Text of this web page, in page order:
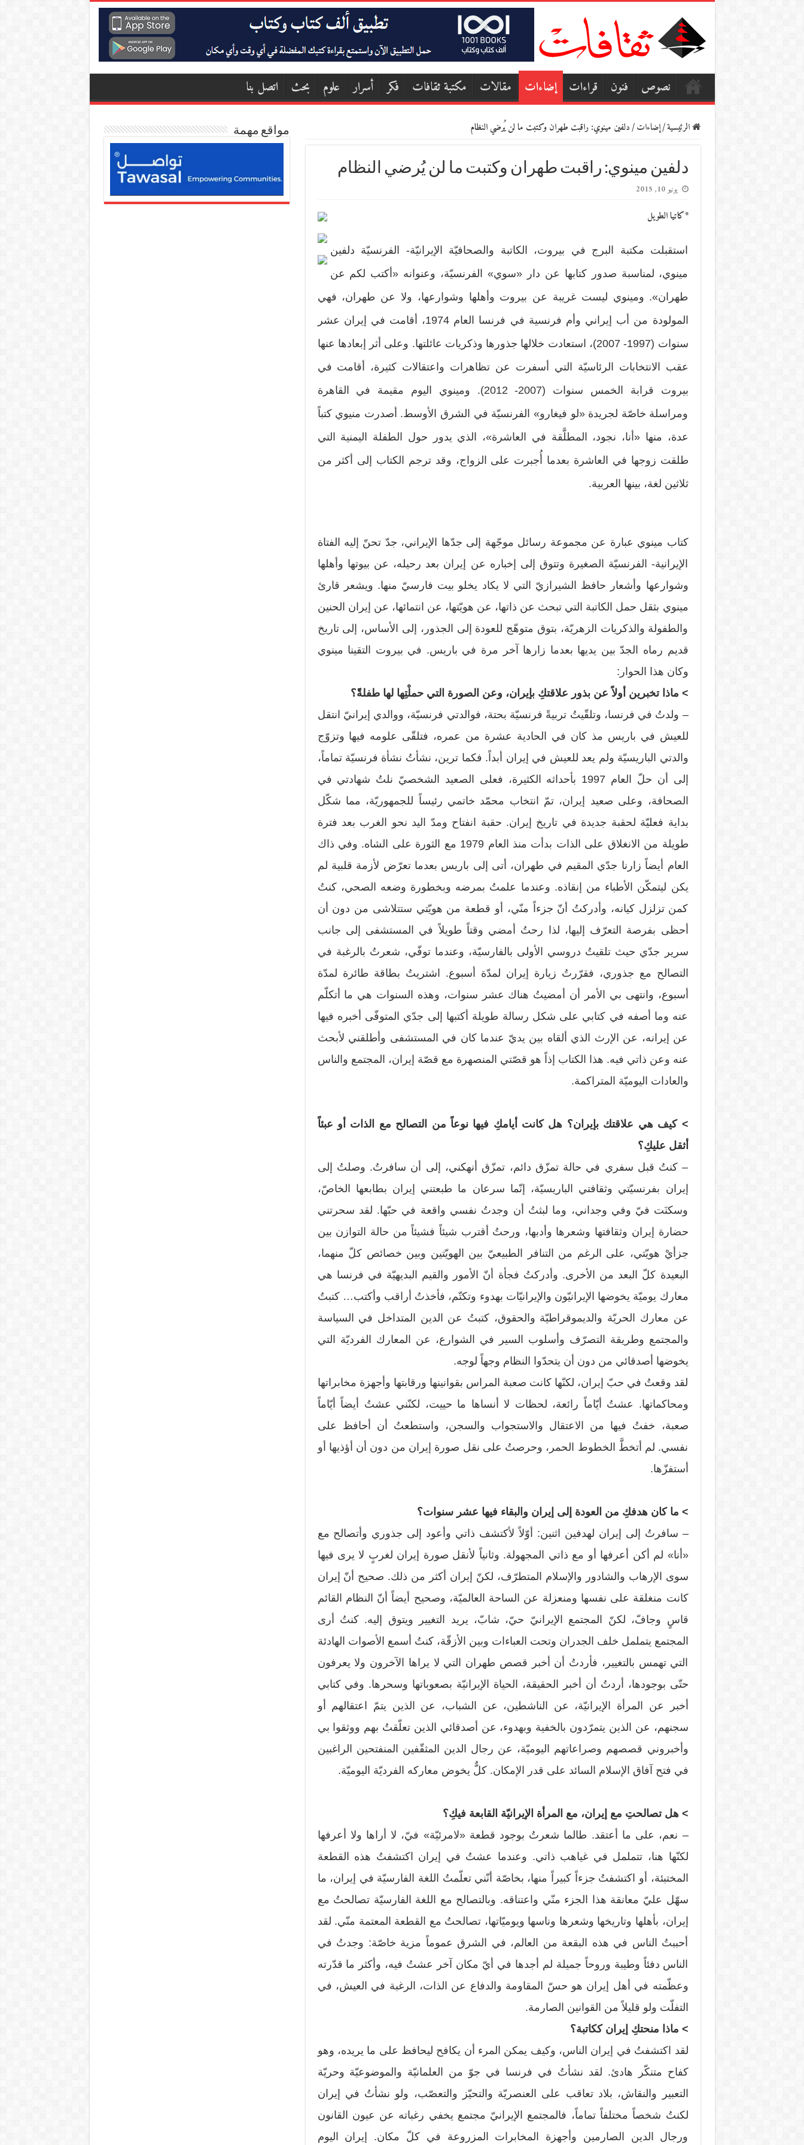
نصوص فنون قراءات إضاءات مقالات مكتبة ثقافات فكر أسرار علوم بحث اتصل بنا
الرئيسية/إضاءات/دلفين مينوي: راقبت طهران وكتبت ما لن يُرضي النظام
دلفين مينوي: راقبت طهران وكتبت ما لن يُرضي النظام
يونيو 10, 2015
*كاتيا الطويل
استقبلت مكتبة البرج في بيروت، الكاتبة والصحافيّة الإيرانيّة- الفرنسيّة دلفين
مينوي، لمناسبة صدور كتابها عن دار «سوي» الفرنسيّة، وعنوانه «أكتب لكم عن
طهران». ومينوي ليست غريبة عن بيروت وأهلها وشوارعها، ولا عن طهران، فهي
المولودة من أب إيراني وأم فرنسية في فرنسا العام 1974، أقامت في إيران عشر
سنوات (1997- 2007)، استعادت خلالها جذورها وذكريات عائلتها. وعلى أثر إبعادها عنها
عقب الانتخابات الرئاسيّة التي أسفرت عن تظاهرات واعتقالات كثيرة، أقامت في
بيروت قرابة الخمس سنوات (2007- 2012). ومينوي اليوم مقيمة في القاهرة
ومراسلة خاصّة لجريدة «لو فيغارو» الفرنسيّة في الشرق الأوسط. أصدرت منيوي كتباً
عدة، منها «أنا، نجود، المطلَّقة في العاشرة»، الذي يدور حول الطفلة اليمنية التي
طلقت زوجها في العاشرة بعدما أُجبرت على الزواج، وقد ترجم الكتاب إلى أكثر من
ثلاثين لغة، بينها العربية.
كتاب مينوي عبارة عن مجموعة رسائل موجّهة إلى جدّها الإيراني، جدّ تحنّ إليه الفتاة
الإيرانية- الفرنسيّة الصغيرة وتتوق إلى إخباره عن إيران بعد رحيله، عن بيوتها وأهلها
وشوارعها وأشعار حافظ الشيرازيّ التي لا يكاد يخلو بيت فارسيّ منها. ويشعر قارئ
مينوي بثقل حمل الكاتبة التي تبحث عن ذاتها، عن هويّتها، عن انتمائها، عن إيران الحنين
والطفولة والذكريات الزهريّة، بتوق متوهّج للعودة إلى الجذور، إلى الأساس، إلى تاريخ
قديم رماه الجدّ بين يديها بعدما زارها آخر مرة في باريس. في بيروت التقينا مينوي
وكان هذا الحوار:
> ماذا تخبرين أولاً عن بذور علاقتكِ بإيران، وعن الصورة التي حملْتِها لها طفلةًً؟
– ولدتُ في فرنسا، وتلقّيتُ تربيةً فرنسيّة بحتة، فوالدتي فرنسيّة، ووالدي إيرانيّ انتقل
للعيش في باريس مذ كان في الحادية عشرة من عمره، فتلقّى علومه فيها وتزوّج
والدتي الباريسيّة ولم يعد للعيش في إيران أبداً. فكما ترين، نشأتُ نشأة فرنسيّة تماماً،
إلى أن حلّ العام 1997 بأحداثه الكثيرة، فعلى الصعيد الشخصيّ نلتُ شهادتي في
الصحافة، وعلى صعيد إيران، تمّ انتخاب محمّد خاتمي رئيساً للجمهوريّة، مما شكّل
بداية فعليّة لحقبة جديدة في تاريخ إيران. حقبة انفتاح ومدّ اليد نحو الغرب بعد فترة
طويلة من الانغلاق على الذات بدأت منذ العام 1979 مع الثورة على الشاه. وفي ذاك
العام أيضاً زارنا جدّي المقيم في طهران، أتى إلى باريس بعدما تعرّض لأزمة قلبية لم
يكن ليتمكّن الأطباء من إنقاذه. وعندما علمتُ بمرضه وبخطورة وضعه الصحي، كنتُ
كمن تزلزل كيانه، وأدركتُ أنّ جزءاً منّي، أو قطعة من هويّتي ستتلاشى من دون أن
أحظى بفرصة التعرّف إليها، لذا رحتُ أمضي وقتاً طويلاً في المستشفى إلى جانب
سرير جدّي حيث تلقيتُ دروسي الأولى بالفارسيّة، وعندما توفّي، شعرتُ بالرغبة في
التصالح مع جذوري، فقرّرتُ زيارة إيران لمدّة أسبوع. اشتريتُ بطاقة طائرة لمدّة
أسبوع، وانتهى بي الأمر أن أمضيتُ هناك عشر سنوات، وهذه السنوات هي ما أتكلّم
عنه وما أصفه في كتابي على شكل رسالة طويلة أكتبها إلى جدّي المتوفّى أخبره فيها
عن إيرانه، عن الإرث الذي ألقاه بين يديّ عندما كان في المستشفى وأطلقني لأبحث
عنه وعن ذاتي فيه. هذا الكتاب إذاً هو قصّتي المنصهرة مع قصّة إيران، المجتمع والناس
والعادات اليوميّة المتراكمة.
> كيف هي علاقتك بإيران؟ هل كانت أيامكِ فيها نوعاً من التصالح مع الذات أو عبئاً
أثقل عليكِ؟
– كنتُ قبل سفري في حالة تمزّق دائم، تمزّق أنهكني، إلى أن سافرتُ. وصلتُ إلى
إيران بفرنسيّتي وثقافتي الباريسيّة، إنّما سرعان ما طبعتني إيران بطابعها الخاصّ،
وسكنَت فيّ وفي وجداني، وما لبثتُ أن وجدتُ نفسي واقعة في حبّها. لقد سحرتني
حضارة إيران وثقافتها وشعرها وأدبها، ورحتُ أقترب شيئاً فشيئاً من حالة التوازن بين
جزأيْ هويّتي، على الرغم من التنافر الطبيعيّ بين الهويّتين وبين خصائص كلّ منهما،
البعيدة كلّ البعد من الأخرى. وأدركتُ فجأة أنّ الأمور والقيم البديهيّة في فرنسا هي
معارك يوميّة يخوضها الإيرانيّون والإيرانيّات بهدوء وتكتّم، فأخذتُ أراقب وأكتب… كتبتُ
عن معارك الحريّة والديموقراطيّة والحقوق، كتبتُ عن الدين المتداخل في السياسة
والمجتمع وطريقة التصرّف وأسلوب السير في الشوارع، عن المعارك الفرديّة التي
يخوضها أصدقائي من دون أن يتحدّوا النظام وجهاً لوجه.
لقد وقعتُ في حبّ إيران، لكنّها كانت صعبة المراس بقوانينها ورقابتها وأجهزة مخابراتها
ومحاكماتها. عشتُ أيّاماً رائعة، لحظات لا أنساها ما حييت، لكنّني عشتُ أيضاً أيّاماً
صعبة، خفتُ فيها من الاعتقال والاستجواب والسجن، واستطعتُ أن أحافظ على
نفسي. لم أتخطَّ الخطوط الحمر، وحرصتُ على نقل صورة إيران من دون أن أؤذيها أو
أستفزّها.
> ما كان هدفكِ من العودة إلى إيران والبقاء فيها عشر سنوات؟
– سافرتُ إلى إيران لهدفين اثنين: أوّلاً لأكتشف ذاتي وأعود إلى جذوري وأتصالح مع
«أنا» لم أكن أعرفها أو مع ذاتي المجهولة. وثانياً لأنقل صورة إيران لغربٍ لا يرى فيها
سوى الإرهاب والشادور والإسلام المتطرّف، لكنّ إيران أكثر من ذلك. صحيح أنّ إيران
كانت منغلقة على نفسها ومنعزلة عن الساحة العالميّة، وصحيح أيضاً أنّ النظام القائم
قاسٍ وجافّ، لكنّ المجتمع الإيرانيّ حيّ، شابّ، يريد التغيير ويتوق إليه. كنتُ أرى
المجتمع يتململ خلف الجدران وتحت العباءات وبين الأزقّة، كنتُ أسمع الأصوات الهادئة
التي تهمس بالتغيير، فأردتُ أن أخبر قصص طهران التي لا يراها الآخرون ولا يعرفون
حتّى بوجودها، أردتُ أن أخبر الحقيقة، الحياة الإيرانيّة بصعوباتها وسحرها. وفي كتابي
أخبر عن المرأة الإيرانيّة، عن الناشطين، عن الشباب، عن الذين يتمّ اعتقالهم أو
سجنهم، عن الذين يتمرّدون بالخفية وبهدوء، عن أصدقائي الذين تعلّقتُ بهم ووثقوا بي
وأخبروني قصصهم وصراعاتهم اليوميّة، عن رجال الدين المثقّفين المنفتحين الراغبين
في فتح آفاق الإسلام السائد على قدر الإمكان. كلٌّ يخوض معاركه الفرديّة اليوميّة.
> هل تصالحتِ مع إيران، مع المرأة الإيرانيّة القابعة فيكِ؟
– نعم، على ما أعتقد. طالما شعرتُ بوجود قطعة «لامرئيّة» فيّ، لا أراها ولا أعرفها
لكنّها هنا، تتململ في غياهب ذاتي. وعندما عشتُ في إيران اكتشفتُ هذه القطعة
المختبئة، أو اكتشفتُ جزءاً كبيراً منها، بخاصّة أنّني تعلّمتُ اللغة الفارسيّة في إيران، ما
سهّل عليّ معانقة هذا الجزء منّي واعتناقه. وبالتصالح مع اللغة الفارسيّة تصالحتُ مع
إيران، بأهلها وتاريخها وشعرها وناسها ويوميّاتها، تصالحتُ مع القطعة المعتمة منّي. لقد
أحببتُ الناس في هذه البقعة من العالم، في الشرق عموماً مزية خاصّة: وجدتُ في
الناس دفئاً وطيبة وروحاً جميلة لم أجدها في أيّ مكان آخر عشتُ فيه، وأكثر ما قدّرته
وعظّمته في أهل إيران هو حسّ المقاومة والدفاع عن الذات، الرغبة في العيش، في
التفلّت ولو قليلاً من القوانين الصارمة.
> ماذا منحتكِ إيران ككاتبة؟
لقد اكتشفتُ في إيران الناس، وكيف يمكن المرء أن يكافح ليحافظ على ما يريده، وهو
كفاح متنكّر هادئ. لقد نشأتُ في فرنسا في جوّ من العلمانيّة والموضوعيّة وحريّة
التعبير والنقاش، بلاد تعاقب على العنصريّة والتحيّز والتعصّب، ولو نشأتُ في إيران
لكنتُ شخصاً مختلفاً تماماً، فالمجتمع الإيرانيّ مجتمع يخفي رغباته عن عيون القانون
ورجال الدين الصارمين وأجهزة المخابرات المزروعة في كلّ مكان. إيران اليوم
مواقع مهمة